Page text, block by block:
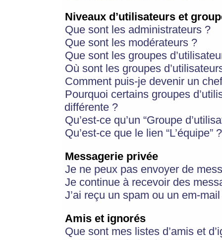
Niveaux d’utilisateurs et
Que sont les administrateurs ?
Que sont les modérateurs ?
Que sont les groupes
Où sont les groupes
Comment puis-je devenir un
Pourquoi certains groupes
différente ?
Qu’est-ce qu’un “Groupe
Qu’est-ce que le lien “L’équipe” ?
Messagerie privée
Je ne peux pas envoyer de
Je continue à recevoir des
J’ai reçu un spam ou un em-
Amis et ignorés
Que sont mes listes d’amis et